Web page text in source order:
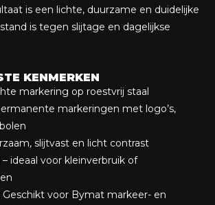
is een lichte, duurzame en duidelijke
is tegen slijtage en dagelijkse
KENMERKEN
markering op roestvrij staal
markeringen met logo’s,
slijtvast en licht contrast
– ideaal voor kleinverbruik of
voor Bymat markeer- en